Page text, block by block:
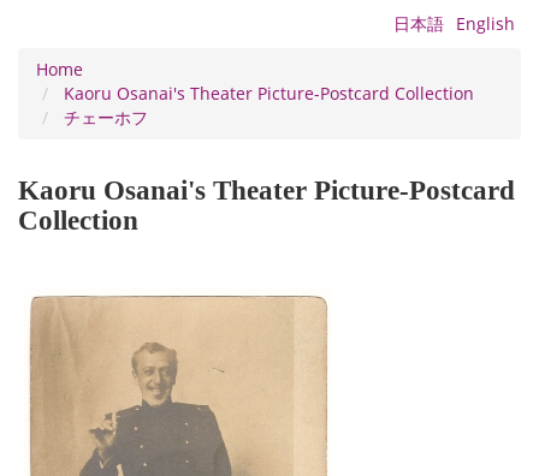
日本語 English
Home
Kaoru Osanai's Theater Picture-Postcard Collection
チェーホフ
Kaoru Osanai's Theater Picture-Postcard
Collection